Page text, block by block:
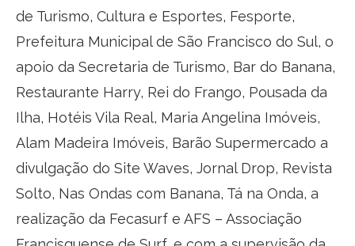
de Turismo, Cultura e Esportes, Fesporte,
Prefeitura Municipal de São Francisco do Sul, o
apoio da Secretaria de Turismo, Bar do Banana,
Restaurante Harry, Rei do Frango, Pousada da
Ilha, Hotéis Vila Real, Maria Angelina Imóveis,
Alam Madeira Imóveis, Barão Supermercado a
divulgação do Site Waves, Jornal Drop, Revista
Solto, Nas Ondas com Banana, Tá na Onda, a
realização da Fecasurf e AFS – Associação